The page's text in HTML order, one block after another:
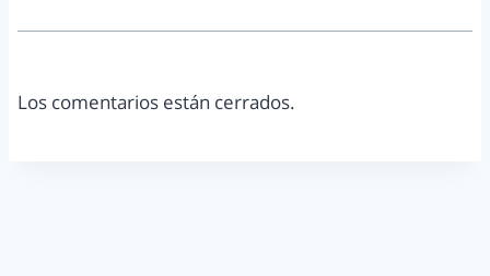
Los comentarios están cerrados.